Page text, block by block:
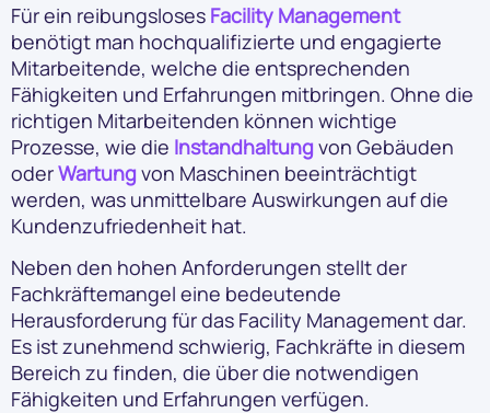
Für ein reibungsloses Facility Management
benötigt man hochqualifizierte und engagierte
Mitarbeitende, welche die entsprechenden
Fähigkeiten und Erfahrungen mitbringen. Ohne die
richtigen Mitarbeitenden können wichtige
Prozesse, wie die Instandhaltungvon Gebäuden
oderWartungvon Maschinen beeinträchtigt
werden, was unmittelbare Auswirkungen auf die
Kundenzufriedenheit hat.
Neben den hohen Anforderungen stellt der
Fachkräftemangel eine bedeutende
Herausforderung für das Facility Management dar.
Es ist zunehmend schwierig, Fachkräfte in diesem
Bereich zu finden, die über die notwendigen
Fähigkeiten und Erfahrungen verfügen.